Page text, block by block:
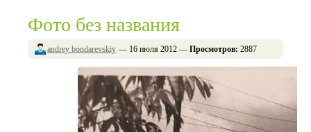
Фото без названия
andrey bondarevskiy — 16 июля 2012 — Просмотров: 2887